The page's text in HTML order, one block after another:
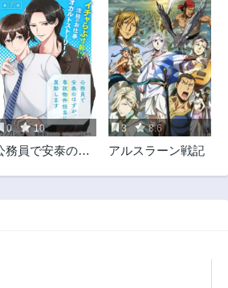
0 10
務員で安泰のは
3 8.6
アルスラーン戦記